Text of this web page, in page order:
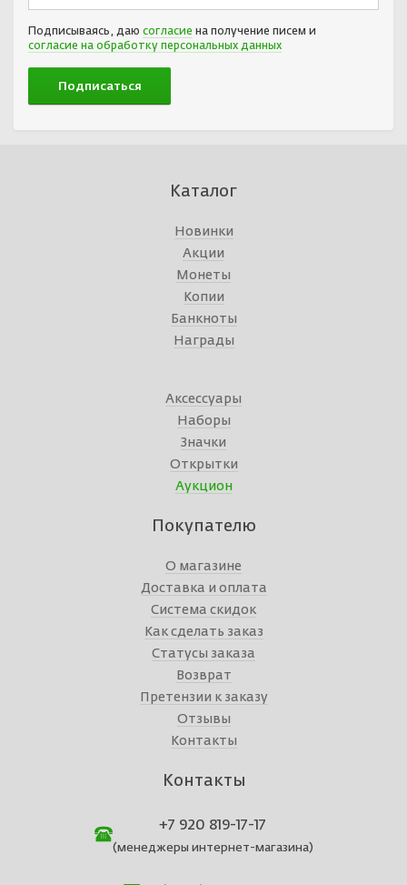
Подписываясь, даю согласие на получение писем и
согласие на обработку персональных данных
Каталог
Новинки
Акции
Монеты
Копии
Банкноты
Награды
Аксессуары
Наборы
Значки
Открытки
Аукцион
Покупателю
О магазине
Доставка и оплата
Система скидок
Как сделать заказ
Статусы заказа
Возврат
Претензии к заказу
Отзывы
Контакты
Контакты
+7 920 819-17-17
(менеджеры интернет-магазина)